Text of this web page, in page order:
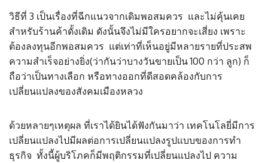
วิธีที่ 3 เป็นเรื่องที่ฉีกแนวจากเดิมพอสมควร และไม่คุ้นเคย
สำหรับร้านค้าดั้งเดิม ดังนั้นจึงไม่มีใครอยากจะเสี่ยง เพราะ
ต้องลงทุนอีกพอสมควร แต่เท่าที่เห็นอยู่มีหลายรายที่ประสพ
ความสำเร็จอย่างยิ่ง(ว่ากันว่าบางวันขายเป็น 100 กว่า ลูก) ก็
ถือว่าเป็นทางเลือก หรือทางออกที่ดีสอดคล้องกับการ
เปลี่ยนแปลงของสังคมเมืองหลวง
ด้วยหลายๆเหตุผล ที่เราได้ยินได้ฟังกันมาว่า เทคโนโลยี่มีการ
เปลี่ยนแปลงไปมีผลต่อการเปลี่ยนแปลงรูปแบบของการทำ
ธุรกิจ ทั้งนี้ผู้บริโภคก็มีพฤติกรรมที่เปลี่ยนแปลงไป ความ